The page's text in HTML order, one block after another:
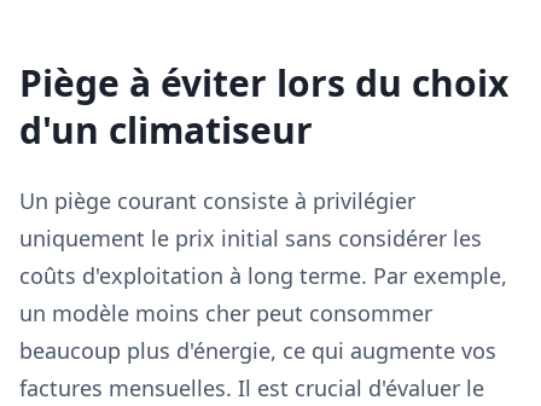
Piège à éviter lors du choix
d'un climatiseur
Un piège courant consiste à privilégier
uniquement le prix initial sans considérer les
coûts d'exploitation à long terme. Par exemple,
un modèle moins cher peut consommer
beaucoup plus d'énergie, ce qui augmente vos
factures mensuelles. Il est crucial d'évaluer le